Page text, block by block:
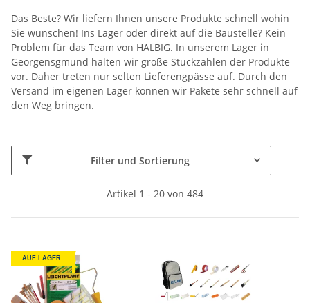
Das Beste? Wir liefern Ihnen unsere Produkte schnell wohin
Sie wünschen! Ins Lager oder direkt auf die Baustelle? Kein
Problem für das Team von HALBIG. In unserem Lager in
Georgensgmünd halten wir große Stückzahlen der Produkte
vor. Daher treten nur selten Lieferengpässe auf. Durch den
Versand im eigenen Lager können wir Pakete sehr schnell auf
den Weg bringen.
Filter und Sortierung
Artikel 1 - 20 von 484
AUF LAGER